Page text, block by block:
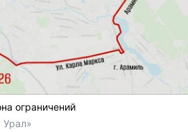
ограничений
Урал»